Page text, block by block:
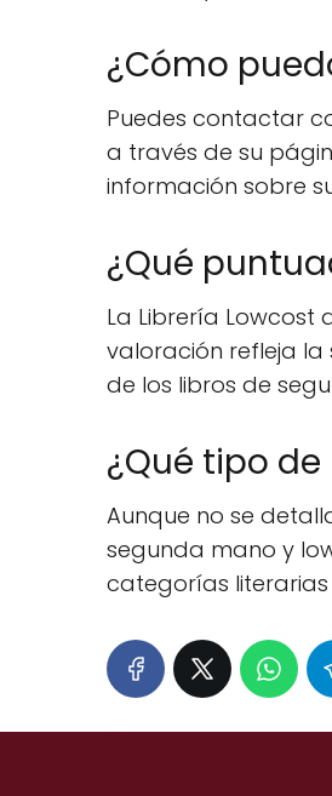
¿Cómo
Puedes contactar
a través de su
información sobre
¿Qué
La Librería Lowcost
valoración refleja la
de los libros de
¿Qué tipo
Aunque no se
segunda mano y
categorías